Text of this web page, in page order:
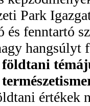
Park
fenntartó
hangsúlyt
értékek